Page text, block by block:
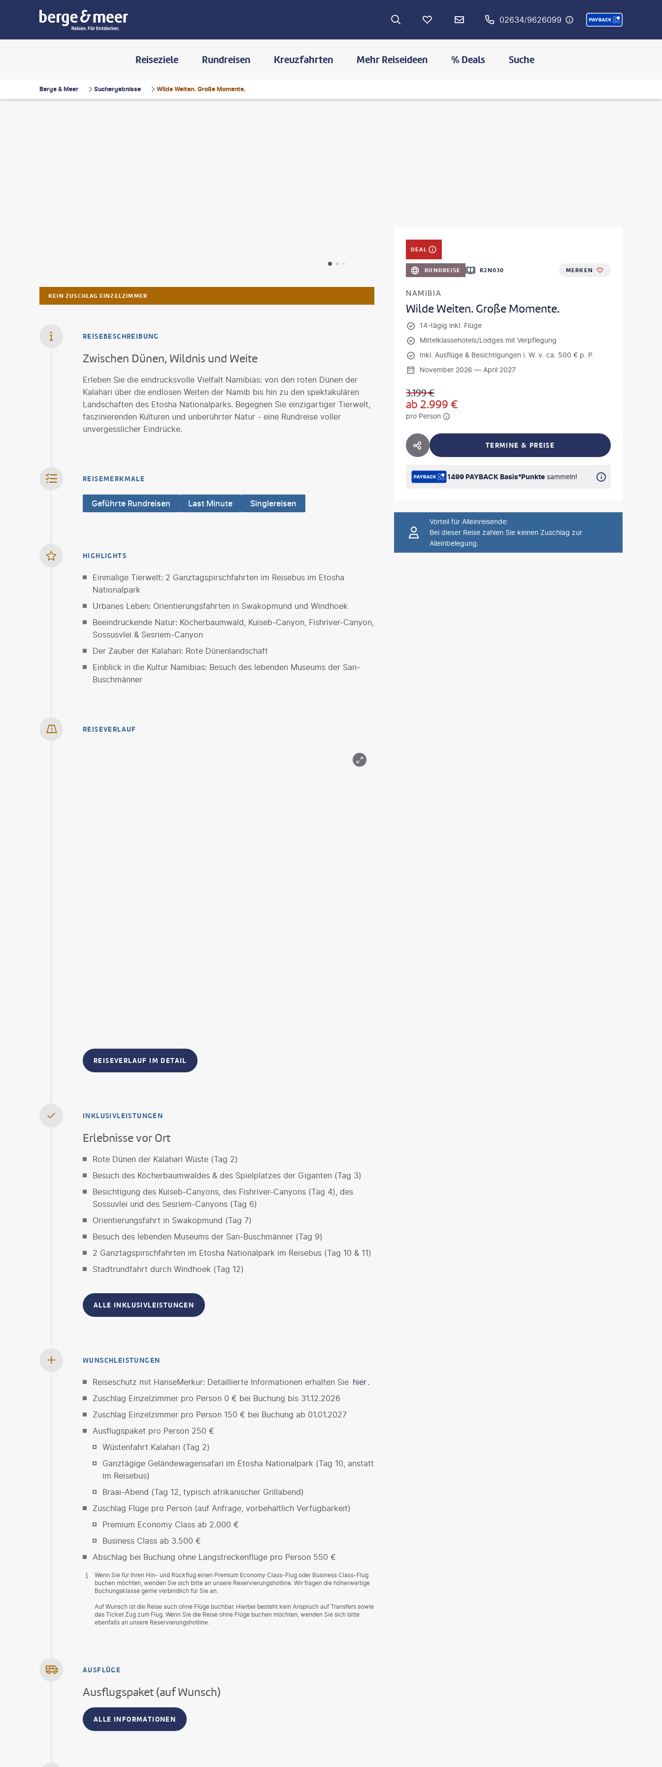
02634/9626099
Reiseziele Rundreisen Kreuzfahrten Mehr Reiseideen % Deals Suche
Berge & Meer Suchergebnisse Wilde Weiten. Große Momente.
DEAL
RUNDREISE R2N030 MERKEN
NAMIBIA
Wilde Weiten. Große Momente.
14-tägig inkl. Flüge
Mittelklassehotels/Lodges mit Verpflegung
Inkl. Ausflüge & Besichtigungen i. W. v. ca. 500 € p. P.
November 2026 — April 2027
3.199€
ab2.999 €
pro Person
HOTEL TEILEN TERMINE & PREISE
1499 PAYBACK Basis°Punkte sammeln!
Vorteil für Alleinreisende:
Bei dieser Reise zahlen Sie keinen Zuschlag zur
Alleinbelegung.
KEIN ZUSCHLAG EINZELZIMMER
REISEBESCHREIBUNG
Zwischen Dünen, Wildnis und Weite
Erleben Sie die eindrucksvolle Vielfalt Namibias: von den roten Dünen der
Kalahari über die endlosen Weiten der Namib bis hin zu den spektakulären
Landschaften des Etosha Nationalparks. Begegnen Sie einzigartiger Tierwelt,
faszinierenden Kulturen und unberührter Natur - eine Rundreise voller
unvergesslicher Eindrücke.
REISEMERKMALE
Geführte Rundreisen Last Minute Singlereisen
HIGHLIGHTS
Einmalige Tierwelt: 2 Ganztagspirschfahrten im Reisebus im Etosha
Nationalpark
Urbanes Leben: Orientierungsfahrten in Swakopmund und Windhoek
Beeindruckende Natur: Köcherbaumwald, Kuiseb-Canyon, Fishriver-Canyon,
Sossusvlei & Sesriem-Canyon
Der Zauber der Kalahari: Rote Dünenlandschaft
Einblick in die Kultur Namibias: Besuch des lebenden Museums der San-
Buschmänner
REISEVERLAUF
REISEVERLAUF IM DETAIL
INKLUSIVLEISTUNGEN
Erlebnisse vor Ort
Rote Dünen der Kalahari Wüste (Tag 2)
Besuch des Köcherbaumwaldes & des Spielplatzes der Giganten (Tag 3)
Besichtigung des Kuiseb-Canyons, des Fishriver-Canyons (Tag 4), des
Sossuvlei und des Sesriem-Canyons (Tag 6)
Orientierungsfahrt in Swakopmund (Tag 7)
Besuch des lebenden Museums der San-Buschmänner (Tag 9)
2 Ganztagspirschfahrten im Etosha Nationalpark im Reisebus (Tag 10 & 11)
Stadtrundfahrt durch Windhoek (Tag 12)
ALLE INKLUSIVLEISTUNGEN
WUNSCHLEISTUNGEN
Reiseschutz mit HanseMerkur: Detaillierte Informationen erhalten Sie hier .
Zuschlag Einzelzimmer pro Person 0 € bei Buchung bis 31.12.2026
Zuschlag Einzelzimmer pro Person 150 € bei Buchung ab 01.01.2027
Ausflugspaket pro Person 250 €
Wüstenfahrt Kalahari (Tag 2)
Ganztägige Geländewagensafari im Etosha Nationalpark (Tag 10, anstatt
im Reisebus)
Braai-Abend (Tag 12, typisch afrikanischer Grillabend)
Zuschlag Flüge pro Person (auf Anfrage, vorbehaltlich Verfügbarkeit)
Premium Economy Class ab 2.000 €
Business Class ab 3.500 €
Abschlag bei Buchung ohne Langstreckenflüge pro Person 550 €
Wenn Sie für Ihren Hin- und Rückflug einen Premium Economy Class-Flug oder Business Class-Flug
buchen möchten, wenden Sie sich bitte an unsere Reservierungshotline. Wir fragen die höherwertige
Buchungsklasse gerne verbindlich für Sie an.
Auf Wunsch ist die Reise auch ohne Flüge buchbar. Hierbei besteht kein Anspruch auf Transfers sowie
das Ticket Zug zum Flug. Wenn Sie die Reise ohne Flüge buchen möchten, wenden Sie sich bitte
ebenfalls an unsere Reservierungshotline.
AUSFLÜGE
Ausflugspaket (auf Wunsch)
ALLE INFORMATIONEN